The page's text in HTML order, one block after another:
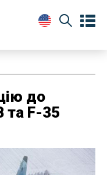
до
та F-35